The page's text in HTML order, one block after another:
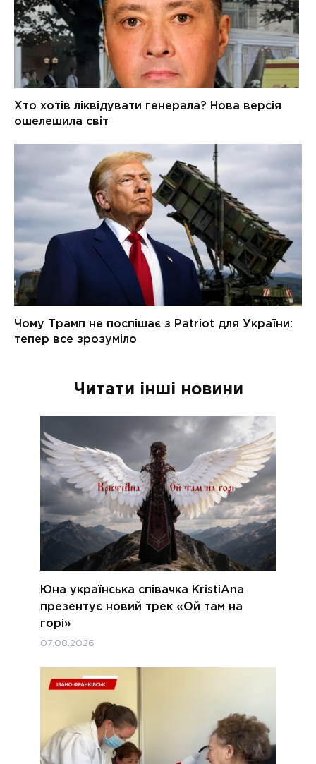
Читати інші новини
Юна українська співачка KristiAna
презентує новий трек «Ой там на
горі»
07.08.2026